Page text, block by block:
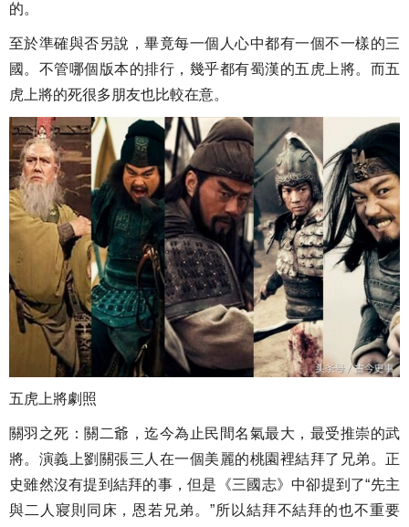
的。
至於準確與否另說，畢竟每一個人心中都有一個不一樣的三
國。不管哪個版本的排行，幾乎都有蜀漢的五虎上將。而五
虎上將的死很多朋友也比較在意。
五虎上將劇照
關羽之死：關二爺，迄今為止民間名氣最大，最受推崇的武
將。演義上劉關張三人在一個美麗的桃園裡結拜了兄弟。正
史雖然沒有提到結拜的事，但是《三國志》中卻提到了“先主
與二人寢則同床，恩若兄弟。”所以結拜不結拜的也不重要